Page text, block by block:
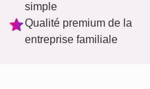
simple
Qualité premium de la
entreprise familiale